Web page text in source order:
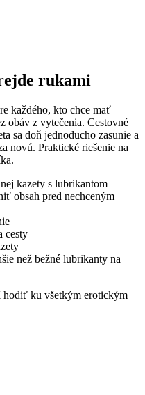
rukami
každého, kto chce mať
obáv z vytečenia. Cestovné
sa doň jednoducho zasunie a
novú. Praktické riešenie na
kazety s lubrikantom
obsah pred nechceným
cesty
než bežné lubrikanty na
hodiť ku všetkým erotickým